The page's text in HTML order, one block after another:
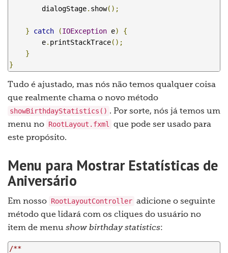
        dialogStage
. show();
} catch (IOException e)
{
        e
. printStackTrace();
}
}
Tudo é ajustado, mas nós não temos qualquer coisa
que realmente chama o novo método
showBirthdayStatistics() . Por sorte, nós já temos um
menu no RootLayout.fxml
que pode ser usado para
este propósito.
Menu para Mostrar Estatísticas de
Aniversário
Em nosso RootLayoutController adicione o seguinte
método que lidará com os cliques do usuário no
item de menu show birthday statistics:
/**